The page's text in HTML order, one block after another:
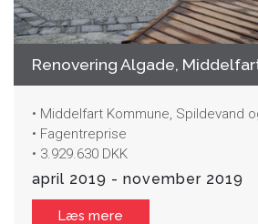
Renovering Algade,
• Middelfart Kommune, Spildevand
• Fagentreprise
• 3.929.630 DKK
april 2019 - november 2019
Læs mere